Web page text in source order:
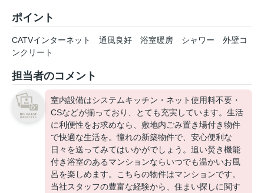
ポイント
CATVインターネット 通風良好 浴室暖房 シャワー
外壁コ
ンクリート
担当者のコメント
室内設備はシステムキッチン・ネット使用料不要・
CSなどが揃っており、とても充実しています。生活
に利便性をお求めなら、敷地内ごみ置き場付き物件
で快適な生活を。憧れの新築物件で、安心便利な
日々を送ってみてはいかがでしょう。追い焚き機能
付き浴室のあるマンションならいつでも温かいお風
呂を楽しめます。こちらの物件はマンションです。
当社スタッフの豊富な経験から、住まい探しに関す